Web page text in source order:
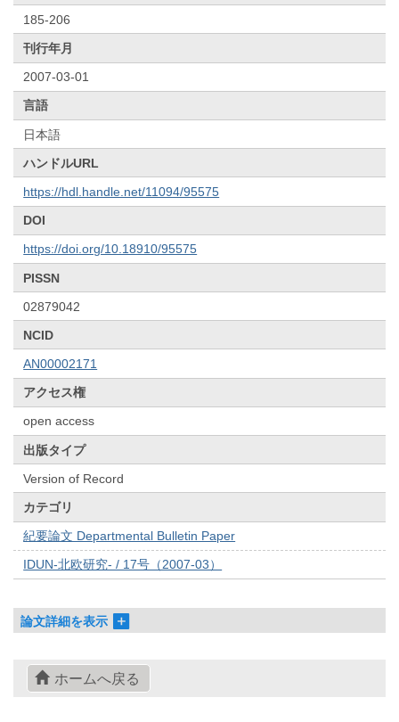
185-206
刊行年月
2007-03-01
言語
日本語
ハンドルURL
https://hdl.handle.net/11094/95575
DOI
https://doi.org/10.18910/95575
PISSN
02879042
NCID
AN00002171
アクセス権
open access
出版タイプ
Version of Record
カテゴリ
紀要論文 Departmental Bulletin Paper
IDUN-北欧研究- / 17号（2007-03）
論文詳細を表示
ホームへ戻る